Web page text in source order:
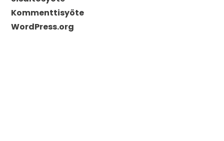
Kommenttisyöte
WordPress.org